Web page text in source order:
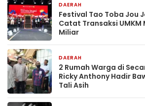
DAERAH
Festival Tao Toba Jou
Catat Transaksi UMKM
Miliar
DAERAH
2 Rumah Warga di
Ricky Anthony Hadir
Tali Asih